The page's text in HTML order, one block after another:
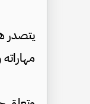
يتصدر